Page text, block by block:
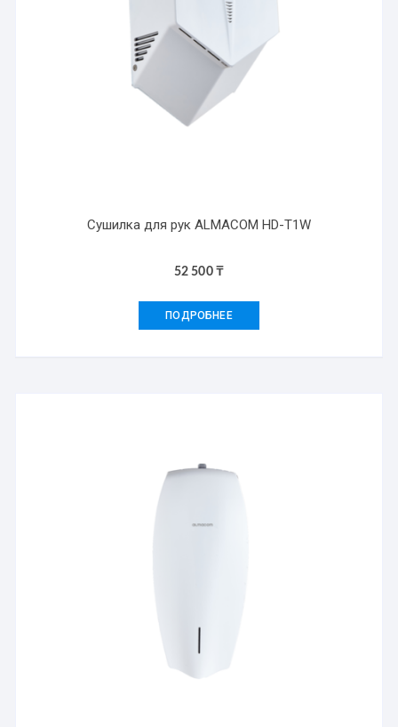
Сушилка для рук ALMACOM HD-T1W
52 500 ₸
ПОДРОБНЕЕ